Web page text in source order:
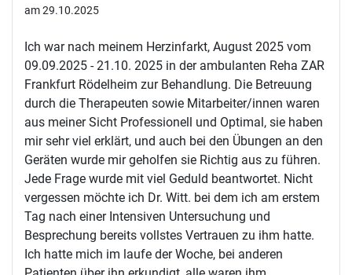
am 29.10.2025
Ich war nach meinem Herzinfarkt, August 2025 vom
09.09.2025 - 21.10. 2025 in der ambulanten Reha ZAR
Frankfurt Rödelheim zur Behandlung. Die Betreuung
durch die Therapeuten sowie Mitarbeiter/innen waren
aus meiner Sicht Professionell und Optimal, sie haben
mir sehr viel erklärt, und auch bei den Übungen an den
Geräten wurde mir geholfen sie Richtig aus zu führen.
Jede Frage wurde mit viel Geduld beantwortet. Nicht
vergessen möchte ich Dr. Witt. bei dem ich am erstem
Tag nach einer Intensiven Untersuchung und
Besprechung bereits vollstes Vertrauen zu ihm hatte.
Ich hatte mich im laufe der Woche, bei anderen